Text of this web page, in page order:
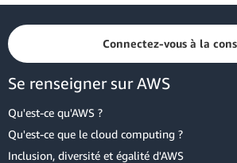
Connectez-vous à la
Se renseigner sur AWS
Qu'est-ce qu'AWS ?
Qu'est-ce que le cloud computing ?
Inclusion, diversité et égalité d'AWS